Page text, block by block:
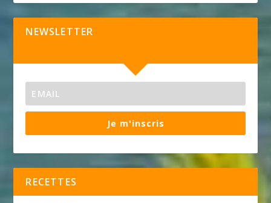
NEWSLETTER
Je m'inscris
RECETTES